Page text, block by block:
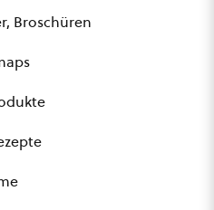
Broschüren